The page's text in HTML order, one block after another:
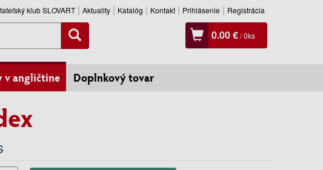
klub SLOVART Aktuality Katalóg Kontakt Prihlásenie Registrácia
0.00 €/0ks
v angličtine Doplnkový tovar